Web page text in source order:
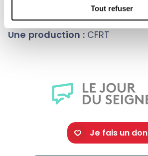
Tout refuser
Une production : CFRT
Je fais un don